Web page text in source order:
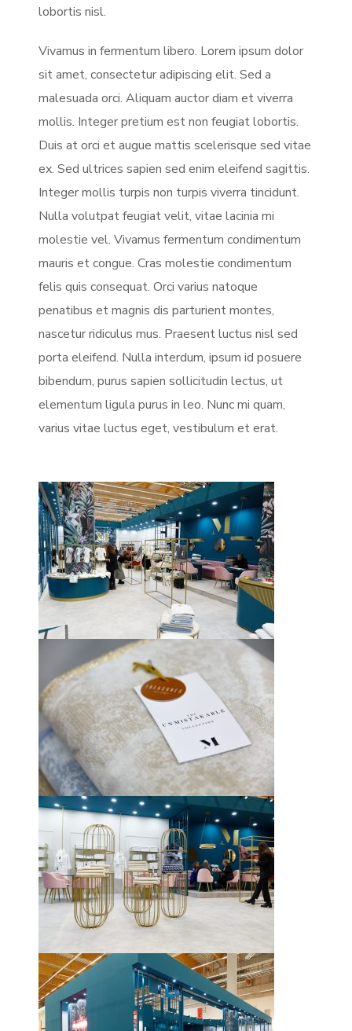
lobortis nisl.
Vivamus in fermentum libero. Lorem ipsum dolor
sit amet, consectetur adipiscing elit. Sed a
malesuada orci. Aliquam auctor diam et viverra
mollis. Integer pretium est non feugiat lobortis.
Duis at orci et augue mattis scelerisque sed vitae
ex. Sed ultrices sapien sed enim eleifend sagittis.
Integer mollis turpis non turpis viverra tincidunt.
Nulla volutpat feugiat velit, vitae lacinia mi
molestie vel. Vivamus fermentum condimentum
mauris et congue. Cras molestie condimentum
felis quis consequat. Orci varius natoque
penatibus et magnis dis parturient montes,
nascetur ridiculus mus. Praesent luctus nisl sed
porta eleifend. Nulla interdum, ipsum id posuere
bibendum, purus sapien sollicitudin lectus, ut
elementum ligula purus in leo. Nunc mi quam,
varius vitae luctus eget, vestibulum et erat.